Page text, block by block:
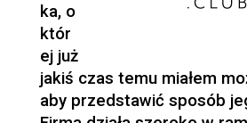
ka, o
któr
ej już
jakiś czas temu miałem
aby przedstawić sposób